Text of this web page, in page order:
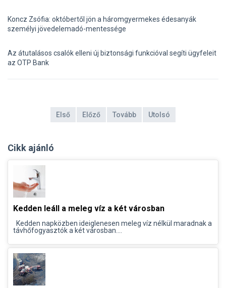
Koncz Zsófia: októbertől jön a háromgyermekes édesanyák
személyi jövedelemadó-mentessége
Az átutalásos csalók elleni új biztonsági funkcióval segíti ügyfeleit
az OTP Bank
Első Előző Tovább Utolsó
Cikk ajánló
Kedden leáll a meleg víz a két városban
Kedden napközben ideiglenesen meleg víz nélkül maradnak a
távhőfogyasztók a két városban....